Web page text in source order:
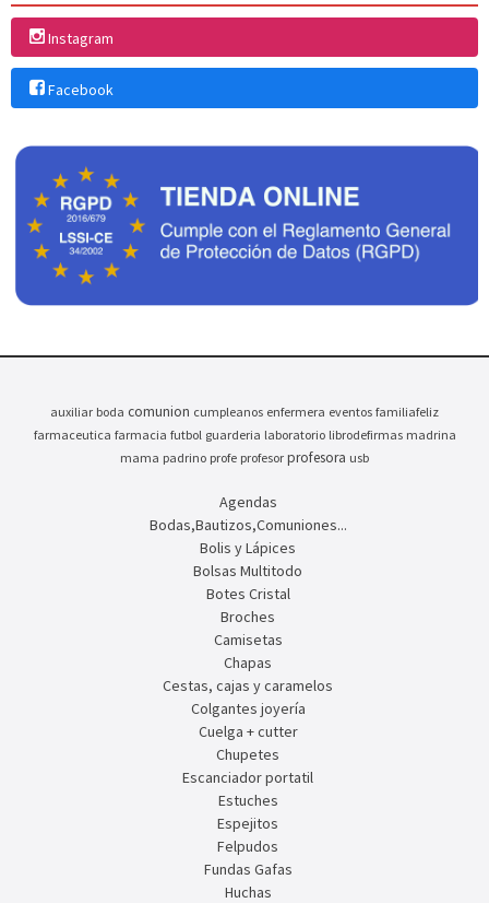
Instagram
Facebook
auxiliar boda comunion cumpleanos enfermera eventos familiafeliz
farmaceutica farmacia futbol guarderia laboratorio librodefirmas madrina
mama padrino profe profesor profesora usb
Agendas
Bodas,Bautizos,Comuniones...
Bolis y Lápices
Bolsas Multitodo
Botes Cristal
Broches
Camisetas
Chapas
Cestas, cajas y caramelos
Colgantes joyería
Cuelga + cutter
Chupetes
Escanciador portatil
Estuches
Espejitos
Felpudos
Fundas Gafas
Huchas